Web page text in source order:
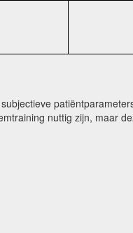
nuttig zijn, maar